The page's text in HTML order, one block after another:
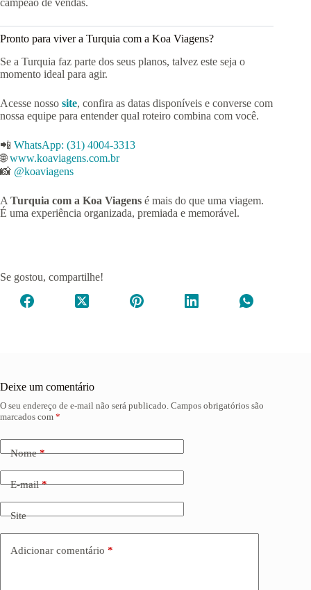
campeão de vendas.
Pronto para viver a Turquia com a Koa Viagens?
Se a Turquia faz parte dos seus planos, talvez este seja o
momento ideal para agir.
Acesse nosso site, confira as datas disponíveis e converse com
nossa equipe para entender qual roteiro combina com você.
📲 WhatsApp: (31) 4004-3313
🌐www.koaviagens.com.br
📸 @koaviagens
A Turquia com a Koa Viagens é mais do que uma viagem.
É uma experiência organizada, premiada e memorável.
Se gostou, compartilhe!
Deixe um comentário
O seu endereço de e-mail não será publicado. Campos obrigatórios são
marcados com *
Nome*
E-mail*
Site
Adicionar comentário *
A
l
r
n
a
v
e